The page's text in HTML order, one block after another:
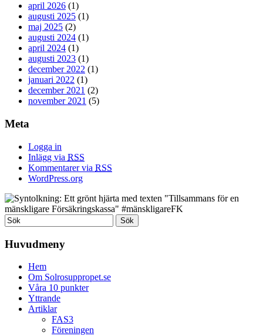
april 2026 (1)
augusti 2025 (1)
maj 2025 (2)
augusti 2024 (1)
april 2024 (1)
augusti 2023 (1)
december 2022 (1)
januari 2022 (1)
december 2021 (2)
november 2021 (5)
Meta
Logga in
Inlägg via RSS
Kommentarer via RSS
WordPress.org
Huvudmeny
Hem
Om Solrosuppropet.se
Våra 10 punkter
Yttrande
Artiklar
FAS3
Föreningen